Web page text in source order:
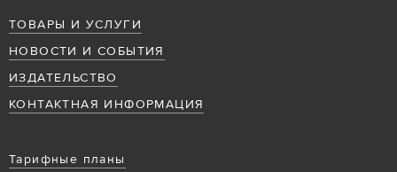
ТОВАРЫ И УСЛУГИ
НОВОСТИ И СОБЫТИЯ
ИЗДАТЕЛЬСТВО
КОНТАКТНАЯ ИНФОРМАЦИЯ
Тарифные планы